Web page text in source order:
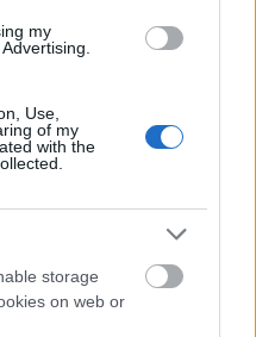
my
Use,
of my
with the
storage
on web or